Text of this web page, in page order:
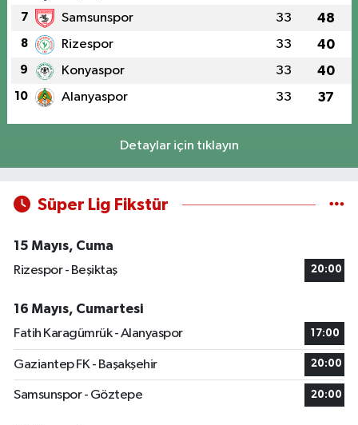
7 Samsunspor 33 48
8 Rizespor 33 40
9 Konyaspor 33 40
10 Alanyaspor 33 37
Detaylar için tıklayın
Süper Lig Fikstür
15 Mayıs, Cuma
Rizespor - Beşiktaş
20:00
16 Mayıs, Cumartesi
Fatih Karagümrük - Alanyaspor
17:00
Gaziantep FK - Başakşehir 20:00
Samsunspor - Göztepe 20:00